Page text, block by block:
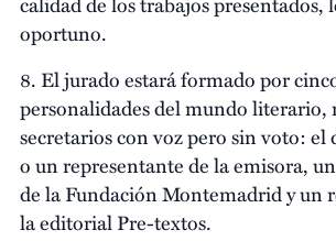
oportuno.
8. El jurado estará formado por
personalidades del mundo literario,
secretarios con voz pero sin voto:
o un representante de la emisora,
de la Fundación Montemadrid y un
la editorial Pre-textos.